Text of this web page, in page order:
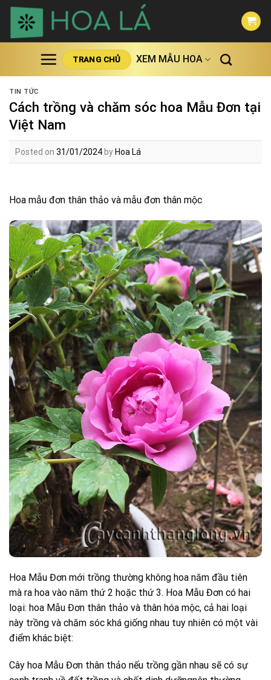
Skip
content
TRANG CHỦ XEM MẪU HOA
TIN TỨC
Cách trồng và chăm sóc hoa Mẫu Đơn tại
Việt Nam
Posted on 31/01/2024 by Hoa Lá
Hoa mẫu đơn thân thảo và mẫu đơn thân mộc
Hoa Mẫu Đơn mới trồng thường không hoa năm đầu tiên
mà ra hoa vào năm thứ 2 hoặc thứ 3. Hoa Mẫu Đơn có hai
loại: hoa Mẫu Đơn thân thảo và thân hóa mộc, cả hai loại
này trồng và chăm sóc khá giống nhau tuy nhiên có một vài
điểm khác biệt:
Cây hoa Mẫu Đơn thân thảo nếu trồng gần nhau sẽ có sự